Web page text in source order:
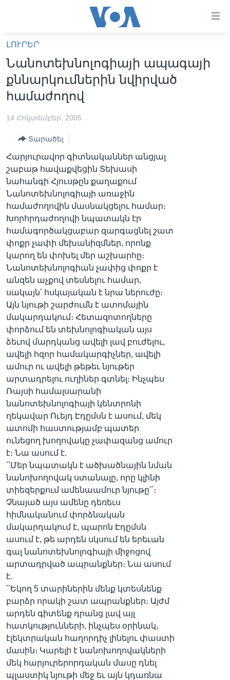
հիմնական
բովանդակությանը
անցնել
հիմնական
բովանդակությանը
բովանդակություն
ԼՈՒՐԵՐ
ՍՓՅՈՒՌՔ
IN ENGLISH
ՄԵՐ ՄԱՍԻՆ
«ԱՄԵՐԻԿԱՅԻ ՁԱՅՆ»-Ի ԿԱՆՈՆԱԴՐՈՒԹՅՈՒՆ
ԿԱՊ ՄԵԶ ՀԵՏ
ՈՒԿՐԱԻՆԱԿԱՆ ՊԱՏԵՐԱԶՄ
Learning English
ՀԵՏԵՒԵՔ ՄԵԶ
Լեզուներ
ԼՈՒՐԵՐ
Նանոտեխնոլոգիայի ապագայի
քննարկումներին նվիրված
համաժողով
14 Հոկտեմբեր, 2005
Տարածել
Հարյուրավոր գիտնականներ անցյալ
շաբաթ հավաքվեցին Տեխասի
նահանգի Հյուսթըն քաղաքում
Նանոտեխնոլոգիայի առաջին
համաժողովին մասնակցելու համար։
Խորհրդաժողովի նպատակն էր
համագործակցաբար զարգացնել շատ
փոքր չափի մեխանիզմներ, որոնք
կարող են փոխել մեր աշխարհը։
Նանոտեխնոլոգիան չափից փոքր է
անզեն աչքով տեսնելու համար,
սակայն՝ հսկայական է նրա ներուժը։
Այն նյութի շարժումն է ատոմային
մակարդակում։ Հետազոտողները
փորձում են տեխնոլոգիական այս
ձեւով մարդկանց ավելի լավ բուժելու,
ավելի հզոր համակարգիչներ, ավելի
ամուր ու ավելի թեթեւ նյութեր
արտադրելու ուղիներ գտնել։ Ինչպես
Ռայսի համալսարանի
նանոտեխնոլոգիայի կենտրոնի
ղեկավար Ուեյդ Էդըմսն է ասում, մեկ
ատոմի հաստությամբ պատեր
ունեցող խողովակը չափազանց ամուր
է։ Նա ասում է.
՝՝Մեր նպատակն է ածխածնային նման
նանոխողովակ ստանալը, որը կլինի
տիեզերքում ամենաամուր նյութը՛՛։
Չնայած այս ամենը դեռեւս
հիմնականում փորձնական
մակարդակում է, պարոն Էդըմսն
ասում է, թե արդեն սկսում են երեւան
գալ նանոտեխնոլոգիայի միջոցով
արտադրված ապրանքներ։ Նա ասում
է.
՛՛Եկող 5 տարիներին մենք կտեսնենք
բարձր որակի շատ ապրանքներ։ Այժմ
արդեն գիտենք դրանց լավ այլ
հատկությունների, ինչպես օրինակ,
էլեկտրական հաղորդիչ լինելու փաստի
մասին։ Կարելի է նանոխողովակների
մեկ հարյուրերորդական մասը դնել
պլաստիկ նյութի մեջ եւ այն կդառնա